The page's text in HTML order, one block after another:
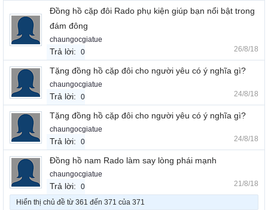
Đồng hồ cặp đôi Rado phụ kiện giúp bạn nổi bật trong
đám đông
chaungocgiatue
Trả lời: 0 26/8/18
Tặng đồng hồ cặp đôi cho người yêu có ý nghĩa gì?
chaungocgiatue
Trả lời: 0 24/8/18
Tặng đồng hồ cặp đôi cho người yêu có ý nghĩa gì?
chaungocgiatue
Trả lời: 0 24/8/18
Đồng hồ nam Rado làm say lòng phái mạnh
chaungocgiatue
Trả lời: 0 21/8/18
Hiển thị chủ đề từ 361 đến 371 của 371